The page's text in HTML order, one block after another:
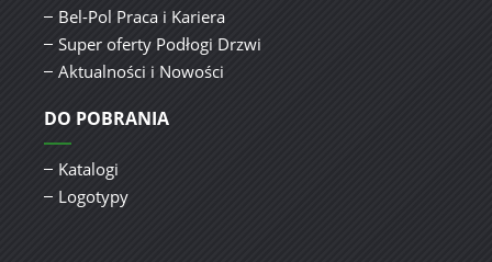
Bel-Pol Praca i Kariera
Super oferty Podłogi Drzwi
Aktualności i Nowości
DO POBRANIA
Katalogi
Logotypy